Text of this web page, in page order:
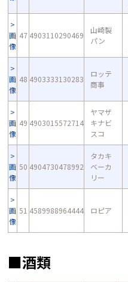
画
像
47 4903110290469
山崎製
パン
画
像
48 4903333130283
ロッテ
商事
画
像
49 4903015572714
ヤマザ
キナビ
スコ
画
像
50 4904730478992
タカキ
ベーカ
リー
画
像
51 4589988964444 ロピア
■酒類